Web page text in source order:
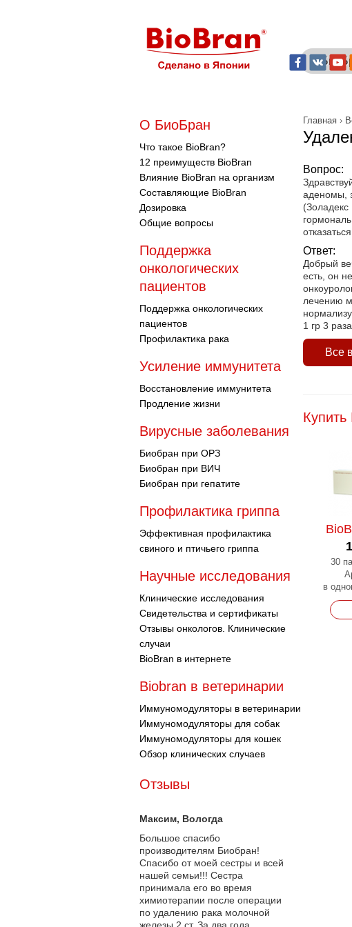
О
Главная ›
Вопрос:
аденомы,
Ответ:
Добрый
есть, он
лечению
1 гр 3
Все
Купить
30
в
О БиоБран
Что такое BioBran?
12 преимуществ BioBran
Влияние BioBran на организм
Составляющие BioBran
Дозировка
Общие вопросы
Поддержка
онкологических
пациентов
Поддержка онкологических
пациентов
Профилактика рака
Усиление иммунитета
Восстановление иммунитета
Продление жизни
Вирусные заболевания
Биобран при ОРЗ
Биобран при ВИЧ
Биобран при гепатите
Профилактика гриппа
Эффективная профилактика
свиного и птичьего гриппа
Научные исследования
Клинические исследования
Свидетельства и сертификаты
Отзывы онкологов. Клинические
случаи
BioBran в интернете
Biobran в ветеринарии
Иммуномодуляторы в ветеринарии
Иммуномодуляторы для собак
Иммуномодуляторы для кошек
Обзор клинических случаев
Отзывы
Максим, Вологда
Большое спасибо
производителям Биобран!
Спасибо от моей сестры и всей
нашей семьи!!! Сестра
принимала его во время
химиотерапии после операции
по удалению рака молочной